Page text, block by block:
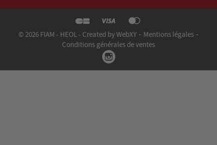
© 2026 FIAM - HEOL - Created by WebXY - Mentions légales -
Conditions générales de ventes